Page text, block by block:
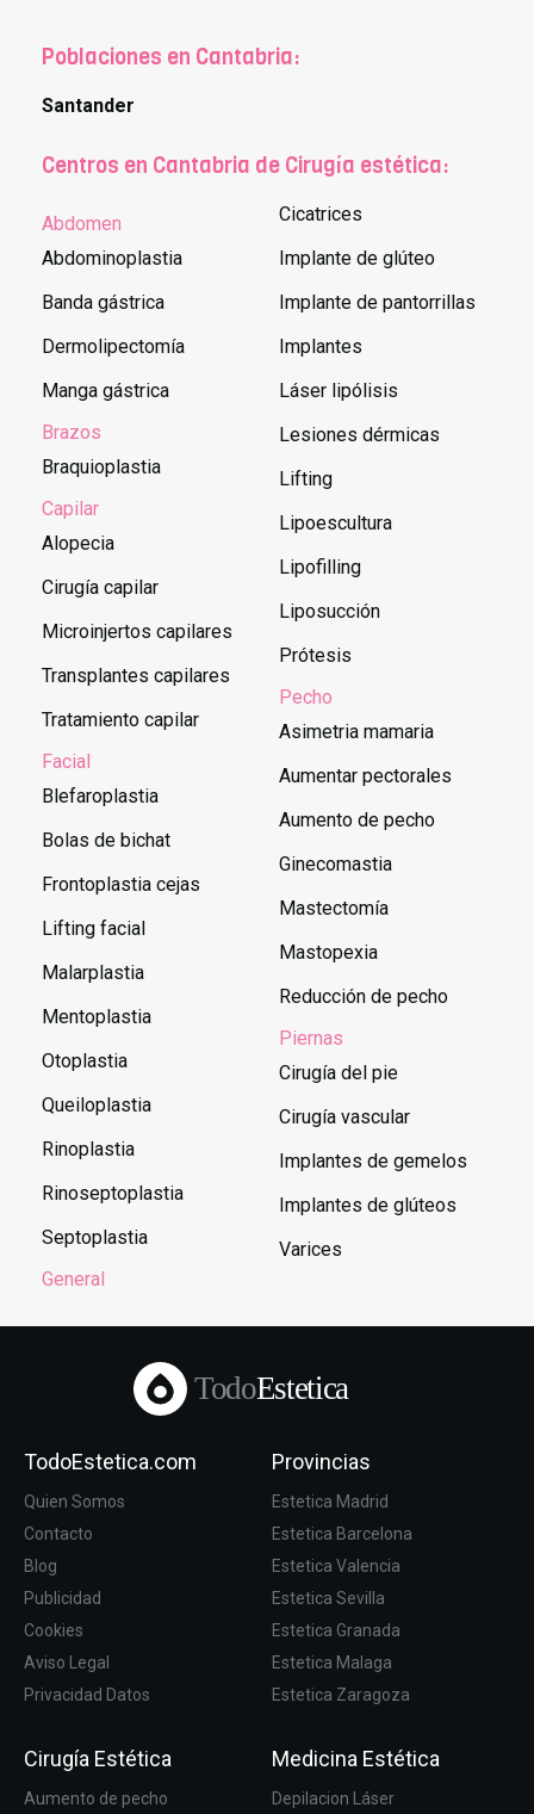
Poblaciones en Cantabria:
Santander
Centros en Cantabria de Cirugía estética:
Abdomen
Abdominoplastia
Banda gástrica
Dermolipectomía
Manga gástrica
Brazos
Braquioplastia
Capilar
Alopecia
Cirugía capilar
Microinjertos capilares
Transplantes capilares
Tratamiento capilar
Facial
Blefaroplastia
Bolas de bichat
Frontoplastia cejas
Lifting facial
Malarplastia
Mentoplastia
Otoplastia
Queiloplastia
Rinoplastia
Rinoseptoplastia
Septoplastia
General
Cicatrices
Implante de glúteo
Implante de pantorrillas
Implantes
Láser lipólisis
Lesiones dérmicas
Lifting
Lipoescultura
Lipofilling
Liposucción
Prótesis
Pecho
Asimetria mamaria
Aumentar pectorales
Aumento de pecho
Ginecomastia
Mastectomía
Mastopexia
Reducción de pecho
Piernas
Cirugía del pie
Cirugía vascular
Implantes de gemelos
Implantes de glúteos
Varices
TodoEstetica
TodoEstetica.com
Quien Somos
Contacto
Blog
Publicidad
Cookies
Aviso Legal
Privacidad Datos
Provincias
Estetica Madrid
Estetica Barcelona
Estetica Valencia
Estetica Sevilla
Estetica Granada
Estetica Malaga
Estetica Zaragoza
Cirugía Estética
Aumento de pecho
Medicina Estética
Depilacion Láser